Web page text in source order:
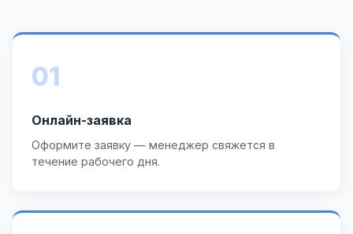
01
Онлайн-заявка
Оформите заявку — менеджер свяжется в
течение рабочего дня.